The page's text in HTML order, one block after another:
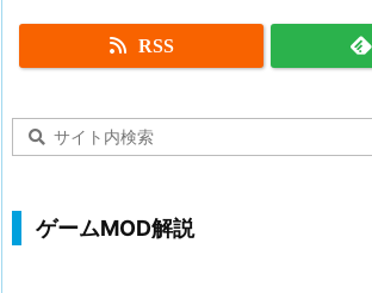
RSS
ゲームMOD解説